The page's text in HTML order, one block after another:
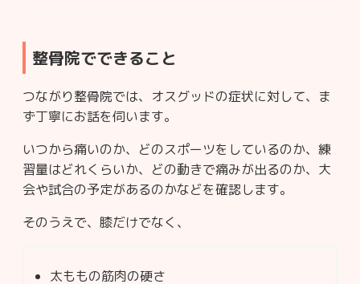
整骨院でできること
つながり整骨院では、オスグッドの症状に対して、ま
ず丁寧にお話を伺います。
いつから痛いのか、どのスポーツをしているのか、練
習量はどれくらいか、どの動きで痛みが出るのか、大
会や試合の予定があるのかなどを確認します。
そのうえで、膝だけでなく、
太ももの筋肉の硬さ